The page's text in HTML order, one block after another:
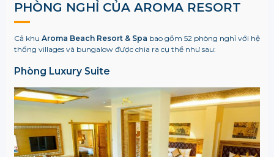
PHÒNG NGHỈ CỦA AROMA RESORT
Cả khu Aroma Beach Resort & Spa bao gồm 52 phòng nghỉ với hệ
thống villages và bungalow được chia ra cụ thể như sau:
Phòng Luxury Suite